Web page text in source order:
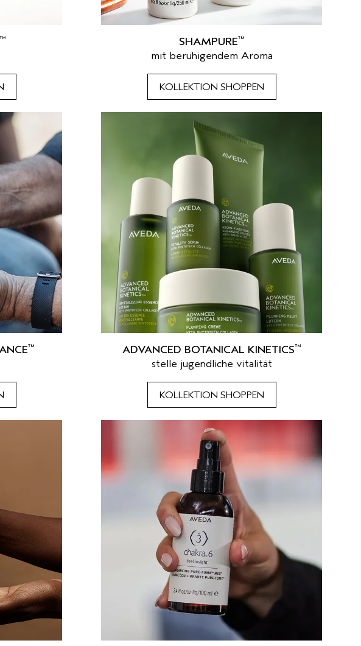
™ SHAMPURE™
mit beruhigendem Aroma
KOLLEKTION SHOPPEN
™ ADVANCED BOTANICAL KINETICS™
stelle jugendliche vitalität
KOLLEKTION SHOPPEN